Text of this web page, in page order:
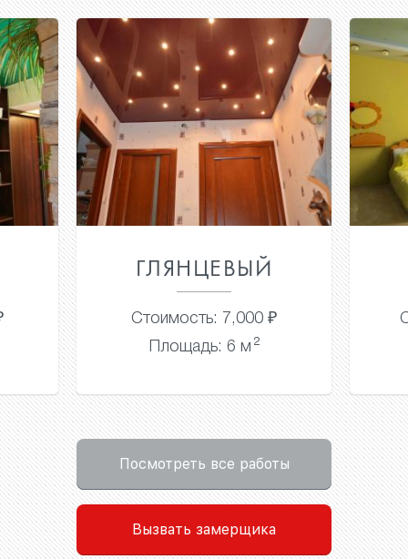
ГЛЯНЦЕВЫЙ
Стоимость: 7,000 ₽
Площадь: 6 м 2
Посмотреть все работы
Вызвать замерщика